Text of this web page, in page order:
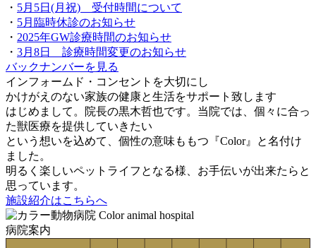
・ 5月5日(月祝) 受付時間について
・ 5月臨時休診のお知らせ
・ 2025年GW診療時間のお知らせ
・ 3月8日 診療時間変更のお知らせ
バックナンバーを見る
インフォームド・コンセントを大切にし
かけがえのない家族の健康と生活をサポート致します
はじめまして。院長の黒木哲也です。当院では、個々に合っ
た獣医療を提供していきたい
という想いを込めて、個性の意味ももつ『Color』と名付け
ました。
明るく楽しいペットライフとなる様、お手伝いが出来たらと
思っています。
施設紹介はこちらへ
病院案内